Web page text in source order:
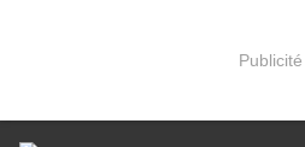
Publicité